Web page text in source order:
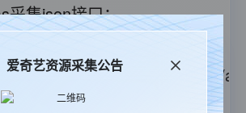
采集json接口：
api.php/provide/vod
采集xml接口：
api.php/provide/vod/
查看采集教程：
爱奇艺资源采集公告